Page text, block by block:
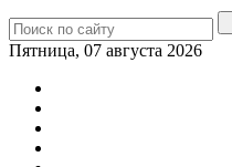
Пятница, 07 августа 2026